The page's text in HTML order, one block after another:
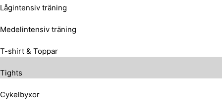
Lågintensiv träning
Medelintensiv träning
T-shirt & Toppar
Tights
Cykelbyxor